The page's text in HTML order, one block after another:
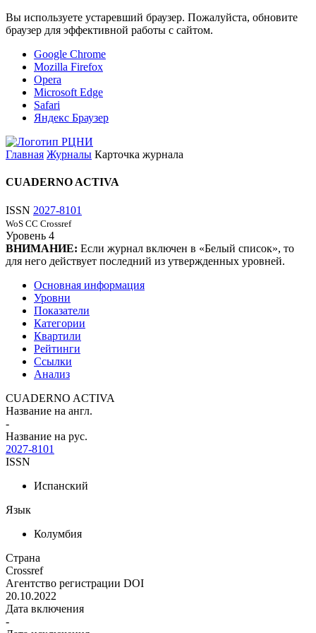
Вы используете устаревший браузер. Пожалуйста, обновите
браузер для эффективной работы с сайтом.
Google Chrome
Mozilla Firefox
Opera
Microsoft Edge
Safari
Яндекс Браузер
Главная Журналы Карточка журнала
CUADERNO ACTIVA
ISSN 2027-8101
WoS CC Crossref
Уровень 4
ВНИМАНИЕ: Если журнал включен в «Белый список», то
для него действует последний из утвержденных уровней.
Основная информация
Уровни
Показатели
Категории
Квартили
Рейтинги
Ссылки
Анализ
CUADERNO ACTIVA
Название на англ.
-
Название на рус.
2027-8101
ISSN
Испанский
Язык
Колумбия
Страна
Crossref
Агентство регистрации DOI
20.10.2022
Дата включения
-